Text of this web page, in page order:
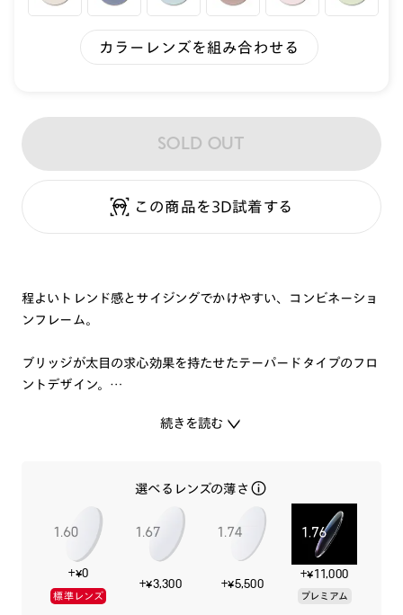
カラーレンズを組み合わせる
SOLD OUT
この商品を3D試着する
程よいトレンド感とサイジングでかけやすい、コンビネーショ
ンフレーム。
ブリッジが太目の求心効果を持たせたテーパードタイプのフロ
ントデザイン。
日本人の平均顔の黄金比を導き出しかけやすいサイズ感にしま
今よりも少し精悍な印象が欲しい時の一本です。
特集ページはこちら⇒
【JINS 2022 FALL&WINTER
COLLECTION】
続きを読む
選べるレンズの薄さ
+¥0
標準レンズ
+¥3,300 +¥5,500
+¥11,000
プレミアム